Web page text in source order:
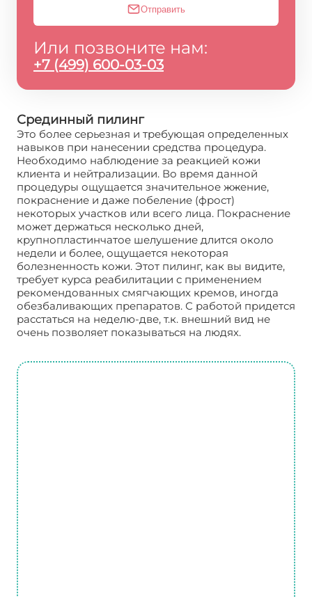
Отправить
Или позвоните нам:
+7 (499) 600-03-03
Срединный пилинг
Это более серьезная и требующая определенных
навыков при нанесении средства процедура.
Необходимо наблюдение за реакцией кожи
клиента и нейтрализации. Во время данной
процедуры ощущается значительное жжение,
покраснение и даже побеление (фрост)
некоторых участков или всего лица. Покраснение
может держаться несколько дней,
крупнопластинчатое шелушение длится около
недели и более, ощущается некоторая
болезненность кожи. Этот пилинг, как вы видите,
требует курса реабилитации с применением
рекомендованных смягчающих кремов, иногда
обезбаливающих препаратов. С работой придется
расстаться на неделю-две, т.к. внешний вид не
очень позволяет показываться на людях.